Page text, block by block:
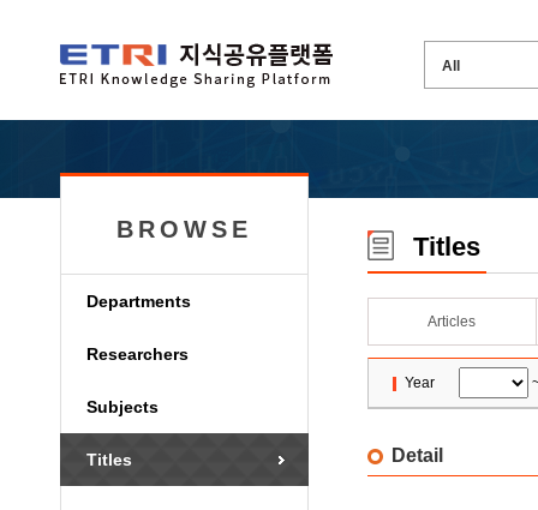
BROWSE
Departments
Researchers
Subjects
Titles
Titles
Articles
Year
Detail